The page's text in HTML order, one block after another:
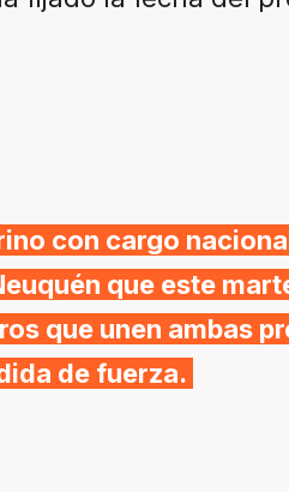
con cargo
que este
que unen ambas
de fuerza.